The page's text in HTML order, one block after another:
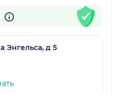
Энгельса, д 5